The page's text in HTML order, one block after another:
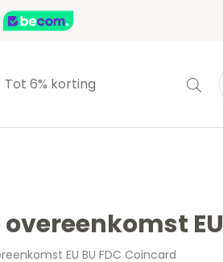
Tot 6% korting
EU BU FDC Coincard